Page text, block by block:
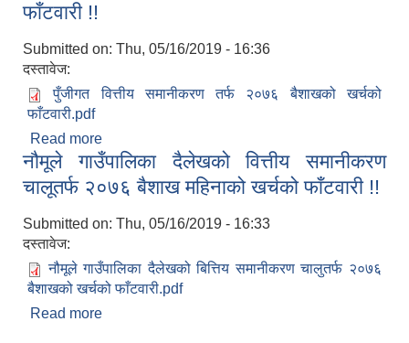
फाँटवारी !!
Submitted on: Thu, 05/16/2019 - 16:36
दस्तावेज:
पुँजीगत वित्तीय समानीकरण तर्फ २०७६ बैशाखको खर्चको
फाँटवारी.pdf
Read more
समानीकरण तर्फ २०७६ बैशाख महिनाको खर्चको फाँटवारी !!
नौमूले गाउँपालिका दैलेखको वित्तीय समानीकरण
चालूतर्फ २०७६ बैशाख महिनाको खर्चको फाँटवारी !!
Submitted on: Thu, 05/16/2019 - 16:33
दस्तावेज:
नौमूले गाउँपालिका दैलेखको बित्तिय समानीकरण चालुतर्फ २०७६
बैशाखको खर्चको फाँटवारी.pdf
Read more